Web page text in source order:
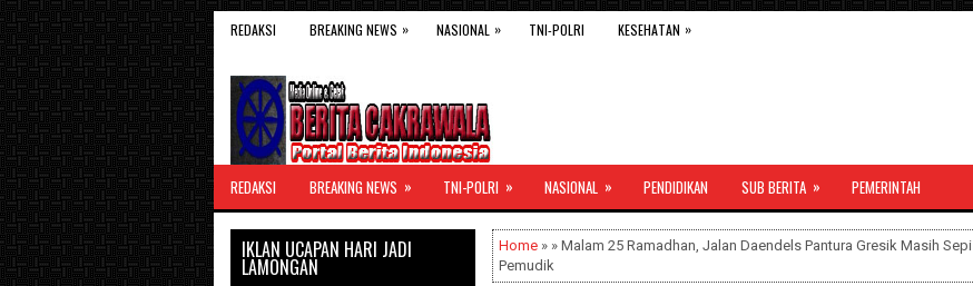
REDAKSI BREAKING NEWS » NASIONAL » TNI-POLRI KESEHATAN »
REDAKSI BREAKING NEWS » TNI-POLRI » NASIONAL » PENDIDIKAN SUB BERITA » PEMERINTAH
Home » » Malam 25 Ramadhan, Jalan Daendels Pantura Gresik Masih Sepi
Pemudik
IKLAN UCAPAN HARI JADI
LAMONGAN